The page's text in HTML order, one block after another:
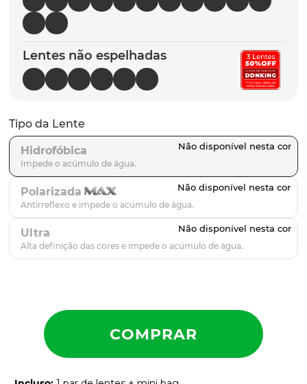
Lentes não espelhadas
Tipo da Lente
Hidrofóbica
Polarizada
Ultra
6º t-shock
7º latch
8º gasket
9º parafusos